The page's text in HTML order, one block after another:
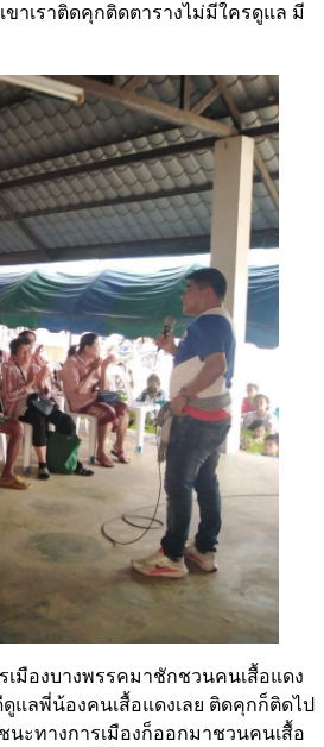
าเราติดคุกติดตารางไม่มีใครดูแล มี
เมืองบางพรรคมาชักชวนคนเสื้อแดง
แลพี่น้องคนเสื้อแดงเลย ติดคุกก็ติดไป
นะทางการเมืองก็ออกมาชวนคนเสื้อ